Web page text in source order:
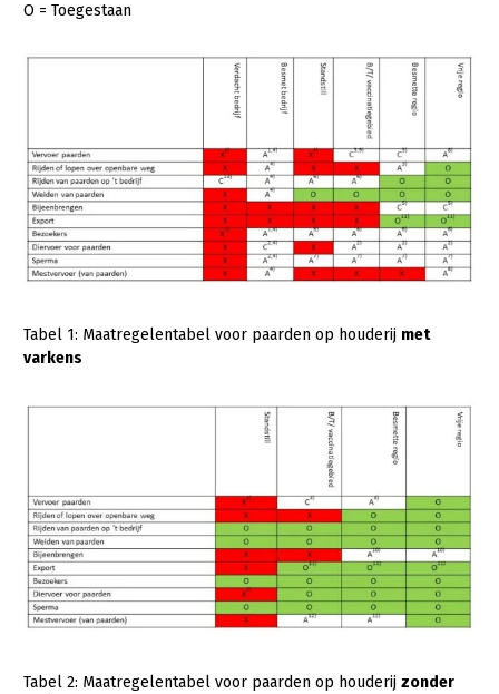
O = Toegestaan
Tabel 1: Maatregelentabel voor paarden op houderij met
varkens
Tabel 2: Maatregelentabel voor paarden op houderij zonder